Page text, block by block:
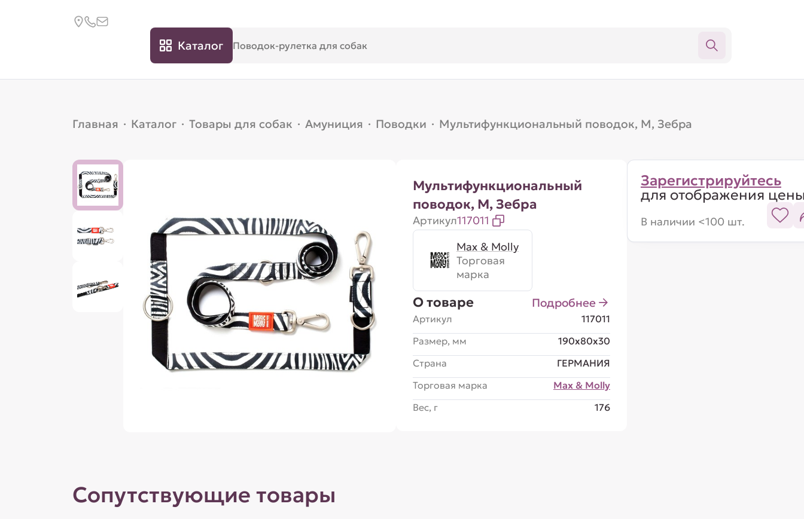
Каталог
Главная · Каталог · Товары для собак · Амуниция · Поводки · Мультифункциональный поводок, M, Зебра
Мультифункциональный
поводок, M, Зебра
Артикул117011
Max & Molly
Торговая
марка
О товаре Подробнее
Артикул
117011
Размер, мм
190x80x30
Страна
ГЕРМАНИЯ
Торговая марка
Max & Molly
Вес, г
176
Зарегистрируйтесь
для отображения
В наличии <100 шт.
Сопутствующие товары